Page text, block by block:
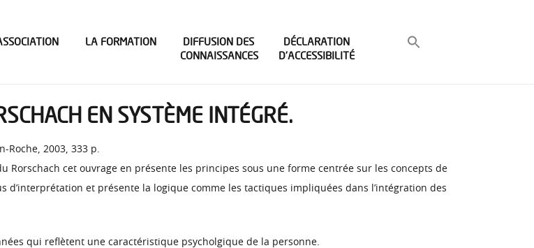
LA FORMATION
DIFFUSION DES
CONNAISSANCES
DÉCLARATION
D’ACCESSIBILITÉ
EN SYSTÈME INTÉGRÉ.
Roche, 2003, 333 p.
Rorschach cet ouvrage en présente les principes sous une forme centrée sur les concepts de
d’interprétation et présente la logique comme les tactiques impliquées dans l’intégration des
qui reflètent une caractéristique psycholgique de la personne.